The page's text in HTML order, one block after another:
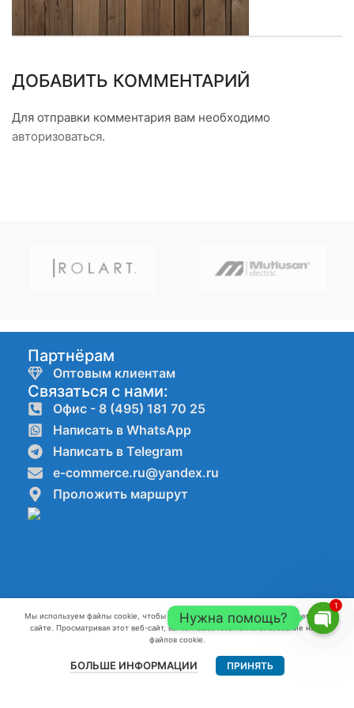
ДОБАВИТЬ КОММЕНТАРИЙ
Для отправки комментария вам необходимо
авторизоваться.
Партнёрам
Оптовым клиентам
Связаться с нами:
Офис - 8 (495) 181 70 25
Написать в WhatsApp
Написать в Telegram
e-commerce.ru@yandex.ru
Проложить маршрут
Компании ООО"КАНАТ" ИНН:7720861623 ОГРН:1227700082796 г.
Москва 2022-2026 г.
Мы используем файлы cookie, чтобы улучшить ваш опыт работы на нашем веб-
сайте. Просматривая этот веб-сайт, вы соглашаетесь на использование нами
файлов cookie.
БОЛЬШЕ ИНФОРМАЦИИ ПРИНЯТЬ
Разработка и продвижение сайтов webseed.ru
Главная Меню Контакты
Нужна помощь?
Open
1